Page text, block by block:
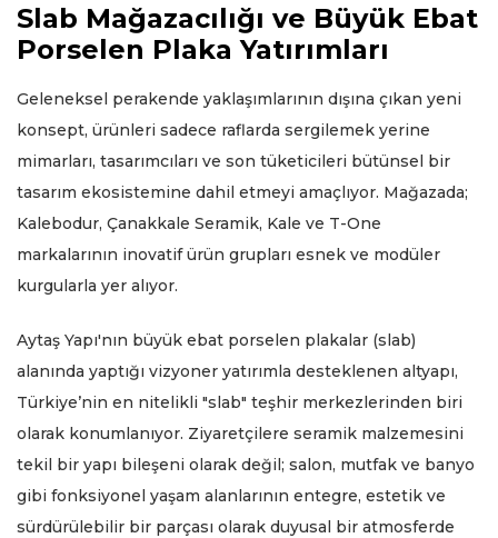
Slab Mağazacılığı ve Büyük Ebat
Porselen Plaka Yatırımları
Geleneksel perakende yaklaşımlarının dışına çıkan yeni
konsept, ürünleri sadece raflarda sergilemek yerine
mimarları, tasarımcıları ve son tüketicileri bütünsel bir
tasarım ekosistemine dahil etmeyi amaçlıyor. Mağazada;
Kalebodur, Çanakkale Seramik, Kale ve T-One
markalarının inovatif ürün grupları esnek ve modüler
kurgularla yer alıyor.
Aytaş Yapı'nın büyük ebat porselen plakalar (slab)
alanında yaptığı vizyoner yatırımla desteklenen altyapı,
Türkiye’nin en nitelikli "slab" teşhir merkezlerinden biri
olarak konumlanıyor. Ziyaretçilere seramik malzemesini
tekil bir yapı bileşeni olarak değil; salon, mutfak ve banyo
gibi fonksiyonel yaşam alanlarının entegre, estetik ve
sürdürülebilir bir parçası olarak duyusal bir atmosferde